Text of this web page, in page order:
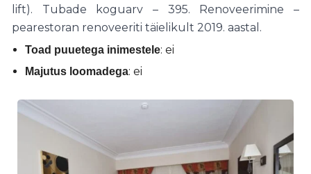
lift). Tubade koguarv – 395. Renoveerimine –
pearestoran renoveeriti täielikult 2019. aastal.
Toad puuetega inimestele: ei
Majutus loomadega: ei